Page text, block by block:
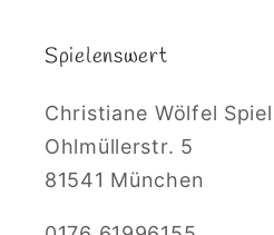
Spielenswert
Christiane Wölfel
Ohlmüllerstr. 5
81541 München